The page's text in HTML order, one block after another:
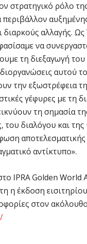
στρατηγικό ρόλο
περιβάλλον
αλλαγής. Ως
να
τη διεξαγωγή
αυτού
την εξωστρέφεια
γέφυρες με τη
τη σημασία
του διαλόγου και
αποτελεσματικής
αντίκτυπο».
IPRA Golden World
η έκδοση
στον